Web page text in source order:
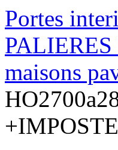
Portes
PALIERES
maisons